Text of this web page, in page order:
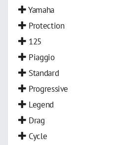
Yamaha
Protection
125
Piaggio
Standard
Progressive
Legend
Drag
Cycle